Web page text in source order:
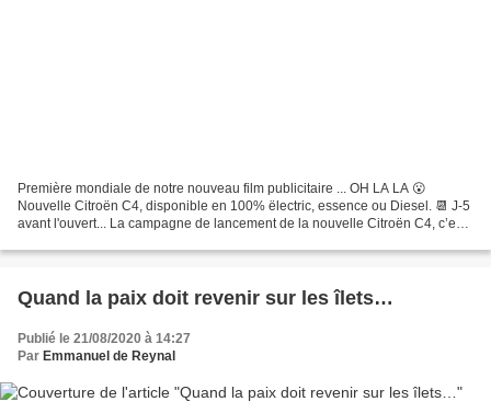
Première mondiale de notre nouveau film publicitaire ... OH LA LA 😮
Nouvelle Citroën C4, disponible en 100% ëlectric, essence ou Diesel. 📆 J-5
avant l'ouvert... La campagne de lancement de la nouvelle Citroën C4, c’est
Quand la paix doit revenir sur les îlets…
Publié le 21/08/2020 à 14:27
Par Emmanuel de Reynal